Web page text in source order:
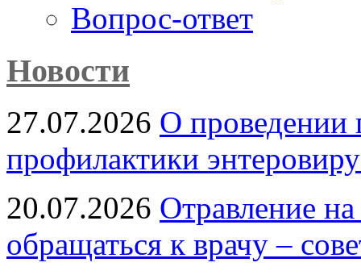
Вопрос-ответ
Новости
27.07.2026 О проведении
профилактики
20.07.2026 Отравление
обращаться к врачу –